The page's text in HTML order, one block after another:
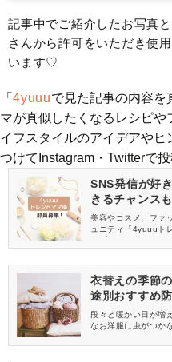
記事中でご紹介したお写真と
さんから許可をいただき使
います♡
「 4yuuuで見た記事の内容を
マが真似したくなるレシピ
イフスタイルのアイデアやヒ
つけてInstagram・Twitterで
SNS発信が好
きるチャンス
員募集中
美容やコスメ、ファ
ュニティ『4yuuuト
信してくれる方を募
衣替えの季節
途別おすすめ
段々と暖かい日が増
なお洋服に虫がつか
瞬間にツンと漂う、